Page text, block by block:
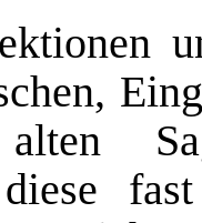
alten